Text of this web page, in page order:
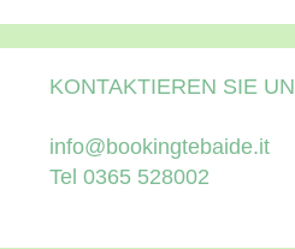
KONTAKTIEREN SIE
info@bookingtebaide.it
Tel 0365 528002